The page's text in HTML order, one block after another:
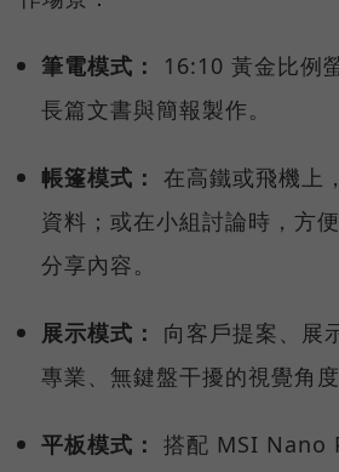
筆電模式：
16:10 黃金比例
長篇文書與簡報製作。
帳篷模式： 在高鐵或飛機上
資料；或在小組討論時，方
分享內容。
展示模式：
向客戶提案、展
專業、無鍵盤干擾的視覺角度
平板模式： 搭配 MSI Nano